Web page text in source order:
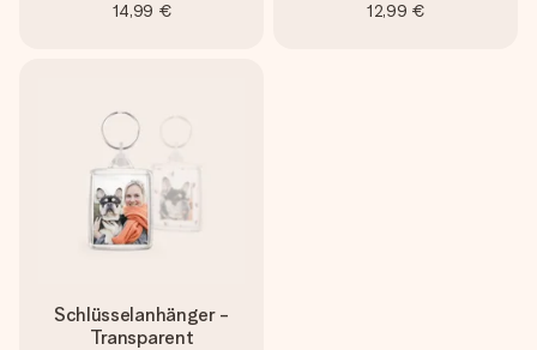
14,99 € 12,99 €
Schlüsselanhänger -
Transparent